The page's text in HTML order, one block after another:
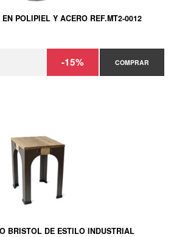
POLIPIEL Y ACERO REF.MT2-0012
-15% COMPRAR
BRISTOL DE ESTILO INDUSTRIAL